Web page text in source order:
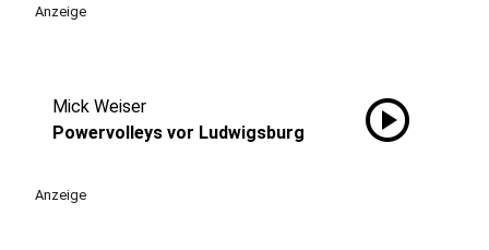
Anzeige
Mick Weiser
Powervolleys vor Ludwigsburg
play_circle
Anzeige